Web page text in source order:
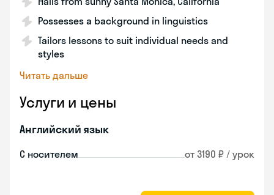
Possesses a background in linguistics
Tailors lessons to suit individual needs and
styles
Читать дальше
Услуги и цены
Английский язык
С носителем от 3190 ₽ / урок